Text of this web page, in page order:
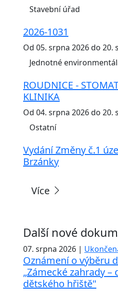
Stavební úřad
2026-1031
Od 05. srpna 2026 do 20.
Jednotné
ROUDNICE -
KLINIKA
Od 04. srpna 2026 do 20.
Ostatní
Vydání Změny č.1
Brzánky
Více
Další nové
07. srpna 2026 |
Oznámení o výběru
„Zámecké zahrady –
dětského hřiště"